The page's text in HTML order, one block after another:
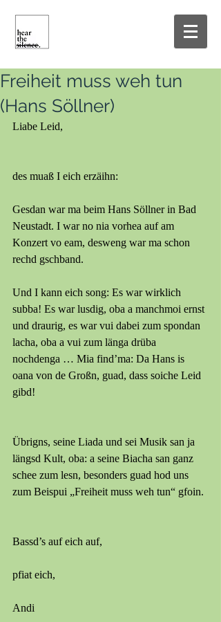
Freiheit muss weh tun
(Hans Söllner)
Liabe Leid,
des muaß I eich erzäihn:
Gesdan war ma beim Hans Söllner in Bad
Neustadt. I war no nia vorhea auf am
Konzert vo eam, desweng war ma schon
rechd gschband.
Und I kann eich song: Es war wirklich
subba! Es war lusdig, oba a manchmoi ernst
und draurig, es war vui dabei zum spondan
lacha, oba a vui zum länga drüba
nochdenga … Mia find’ma: Da Hans is
oana von de Großn, guad, dass soiche Leid
gibd!
Übrigns, seine Liada und sei Musik san ja
längsd Kult, oba: a seine Biacha san ganz
schee zum lesn, besonders guad hod uns
zum Beispui „Freiheit muss weh tun“ gfoin.
Bassd’s auf eich auf,
pfiat eich,
Andi